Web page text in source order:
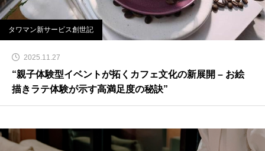
タワマン新サービス創世記
2025.11.27
“親子体験型イベントが拓くカフェ文化の新展開 – お絵
描きラテ体験が示す高満足度の秘訣”